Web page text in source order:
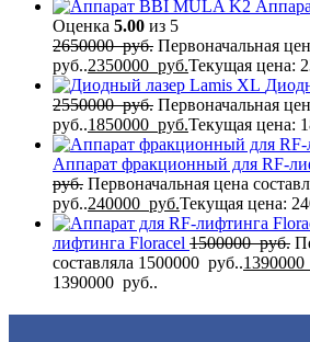
Оценка 5.00 из 5
2650000руб. Первоначальная
руб..2350000 руб.Текущая цена:
2550000руб. Первоначальная
руб..1850000 руб.Текущая цена:
Аппарат фракционный для RF-
руб. Первоначальная цена
руб..240000 руб.Текущая цена:
лифтинга Flоrасеl 1500000руб.
составляла 1500000 руб..1390000
1390000 руб..